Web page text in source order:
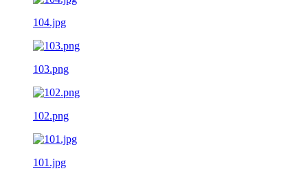
104.jpg
103.png
102.png
101.jpg